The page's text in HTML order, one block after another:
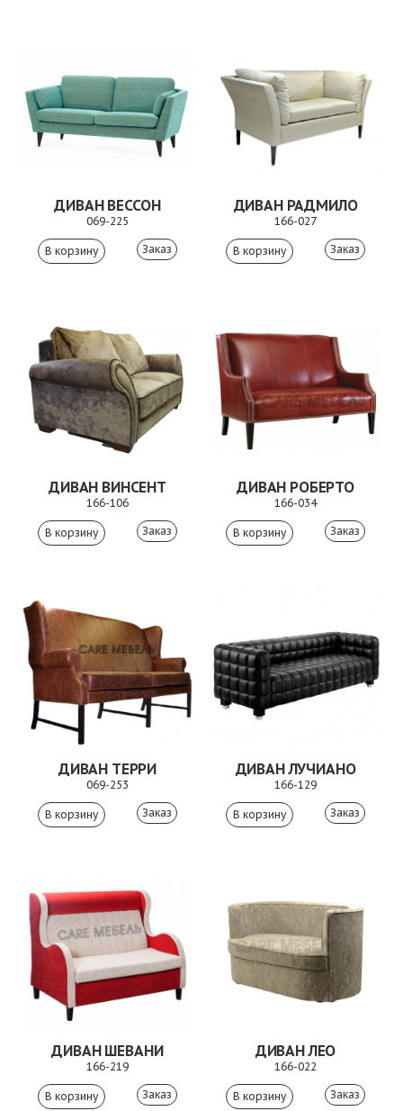
ДИВАН ВЕССОН
069-225
Заказ
ДИВАН РАДМИЛО
166-027
Заказ
ДИВАН ВИНСЕНТ
166-106
Заказ
ДИВАН РОБЕРТО
166-034
Заказ
ДИВАН ТЕРРИ
069-253
Заказ
ДИВАН ЛУЧИАНО
166-129
Заказ
ДИВАН ШЕВАНИ
166-219
Заказ
ДИВАН ЛЕО
166-022
Заказ